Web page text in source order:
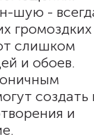
шую -
громоздких
слишком
и обоев.
создать
и